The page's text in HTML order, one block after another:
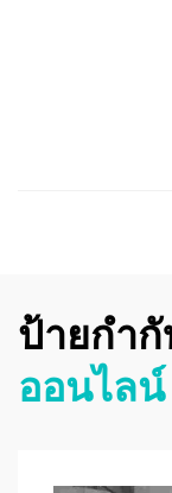
ป้ายกำกั
ออนไล